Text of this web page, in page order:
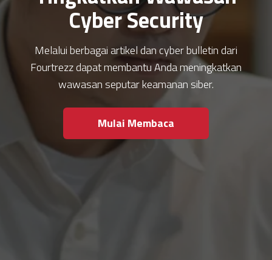
Cyber Security
Melalui berbagai artikel dan cyber bulletin dari
Fourtrezz dapat membantu Anda meningkatkan
wawasan seputar keamanan siber.
Mulai Membaca